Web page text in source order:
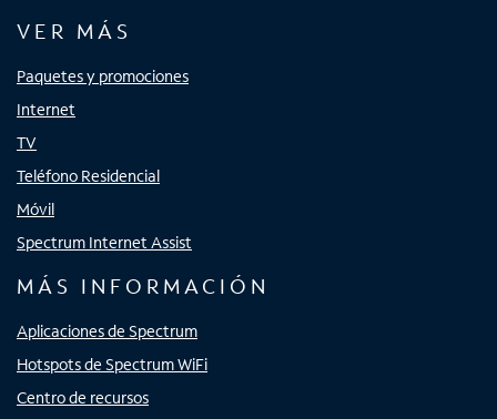
VER MÁS
Paquetes y promociones
Internet
TV
Teléfono Residencial
Móvil
Spectrum Internet Assist
MÁS INFORMACIÓN
Aplicaciones de Spectrum
Hotspots de Spectrum WiFi
Centro de recursos